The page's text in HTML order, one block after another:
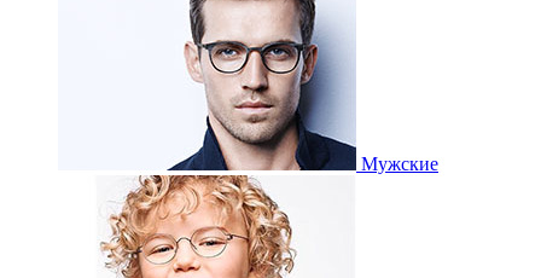
Мужские